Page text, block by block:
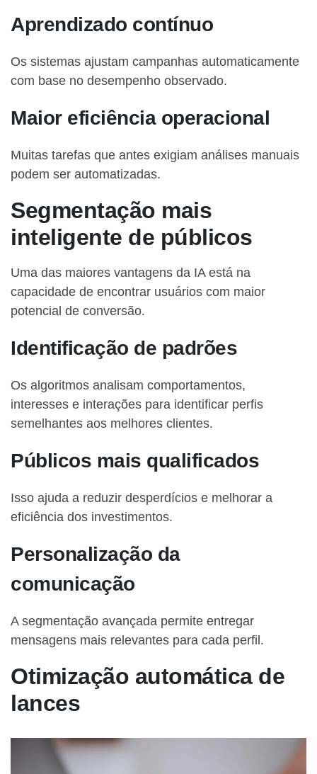
Aprendizado contínuo
Os sistemas ajustam campanhas automaticamente
com base no desempenho observado.
Maior eficiência operacional
Muitas tarefas que antes exigiam análises manuais
podem ser automatizadas.
Segmentação mais
inteligente de públicos
Uma das maiores vantagens da IA está na
capacidade de encontrar usuários com maior
potencial de conversão.
Identificação de padrões
Os algoritmos analisam comportamentos,
interesses e interações para identificar perfis
semelhantes aos melhores clientes.
Públicos mais qualificados
Isso ajuda a reduzir desperdícios e melhorar a
eficiência dos investimentos.
Personalização da
comunicação
A segmentação avançada permite entregar
mensagens mais relevantes para cada perfil.
Otimização automática de
lances